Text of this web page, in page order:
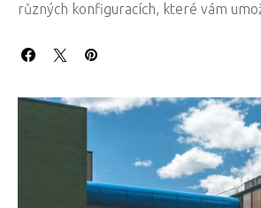
různých konfiguracích, které vám